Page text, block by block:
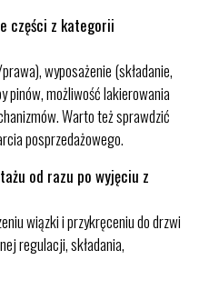
części z kategorii
wyposażenie (składanie,
pinów, możliwość lakierowania
Warto też sprawdzić
posprzedażowego.
od razu po wyjęciu z
wiązki i przykręceniu do drzwi
regulacji, składania,